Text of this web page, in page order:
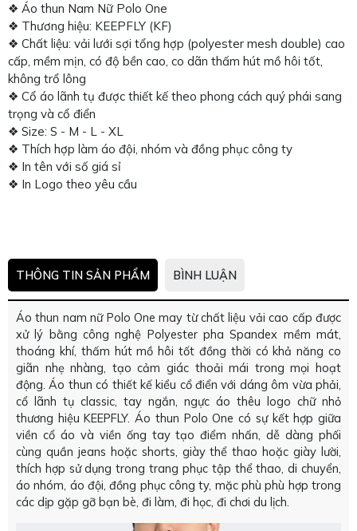
❖ Áo thun Nam Nữ Polo One
❖ Thương hiệu: KEEPFLY (KF)
❖ Chất liệu: vải lưới sợi tổng hợp (polyester mesh double) cao
cấp, mềm mịn, có độ bền cao, co dãn thấm hút mồ hôi tốt,
không trổ lông
❖ Cổ áo lãnh tụ được thiết kế theo phong cách quý phái sang
trọng và cổ điển
❖ Size: S - M - L - XL
❖ Thích hợp làm áo đội, nhóm và đồng phục công ty
❖ In tên với số giá sỉ
❖ In Logo theo yêu cầu
THÔNG TIN SẢN PHẨM BÌNH LUẬN
Áo thun nam nữ Polo One may từ chất liệu vải cao cấp được
xử lý bằng công nghệ Polyester pha Spandex mềm mát,
thoáng khí, thấm hút mồ hôi tốt đồng thời có khả năng co
giãn nhẹ nhàng, tạo cảm giác thoải mái trong mọi hoạt
động. Áo thun có thiết kế kiểu cổ điển với dáng ôm vừa phải,
cổ lãnh tụ classic, tay ngắn, ngực áo thêu logo chữ nhỏ
thương hiệu KEEPFLY. Áo thun Polo One có sự kết hợp giữa
viền cổ áo và viền ống tay tạo điểm nhấn, dễ dàng phối
cùng quần jeans hoặc shorts, giày thể thao hoặc giày lười,
thích hợp sử dụng trong trang phục tập thể thao, di chuyển,
áo nhóm, áo đội, đồng phục công ty, mặc phù phù hợp trong
các dịp gặp gỡ bạn bè, đi làm, đi học, đi chơi du lịch.